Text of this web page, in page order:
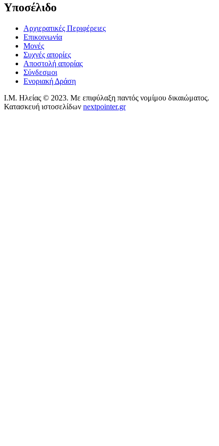
Υποσέλιδο
Αρχιερατικές Περιφέρειες
Επικοινωνία
Μονές
Συχνές απορίες
Αποστολή απορίας
Σύνδεσμοι
Ενοριακή Δράση
Ι.Μ. Ηλείας © 2023. Με επιφύλαξη παντός νομίμου δικαιώματος.
Κατασκευή ιστοσελίδων nextpointer.gr